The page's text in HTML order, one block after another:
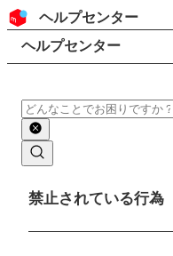
コンテンツにスキップ
ヘッダー
ヘルプセンター
検索
パンくずリスト
ヘルプセンター
検索
メインコンテンツ
禁止されている行為